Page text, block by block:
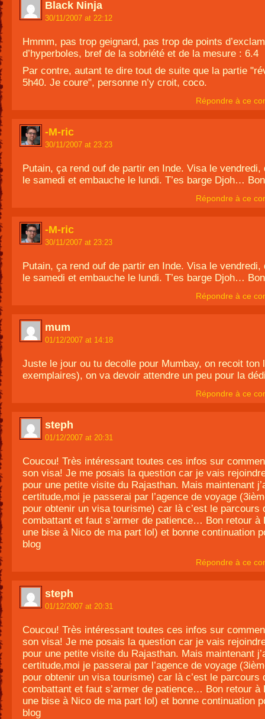
Black Ninja
30/11/2007 at 22:12
Hmmm, pas trop geignard, pas trop de points
d’hyperboles, bref de la sobriété et de la mesure : 6.4
Par contre, autant te dire tout de suite que la partie
5h40. Je coure", personne n’y croit, coco.
Répondre à ce
-M-ric
30/11/2007 at 23:23
Putain, ça rend ouf de partir en Inde. Visa le vendredi,
le samedi et embauche le lundi. T’es barge Djoh…
Répondre à ce
-M-ric
30/11/2007 at 23:23
Putain, ça rend ouf de partir en Inde. Visa le vendredi,
le samedi et embauche le lundi. T’es barge Djoh…
Répondre à ce
mum
01/12/2007 at 14:18
Juste le jour ou tu decolle pour Mumbay, on recoit ton
exemplaires), on va devoir attendre un peu pour la
Répondre à ce
steph
01/12/2007 at 20:31
Coucou! Très intéressant toutes ces infos sur
son visa! Je me posais la question car je vais
pour une petite visite du Rajasthan. Mais maintenant
certitude,moi je passerai par l’agence de voyage
pour obtenir un visa tourisme) car là c’est le parcours
combattant et faut s’armer de patience… Bon retour à
une bise à Nico de ma part lol) et bonne continuation
blog
Répondre à ce
steph
01/12/2007 at 20:31
Coucou! Très intéressant toutes ces infos sur
son visa! Je me posais la question car je vais
pour une petite visite du Rajasthan. Mais maintenant
certitude,moi je passerai par l’agence de voyage
pour obtenir un visa tourisme) car là c’est le parcours
combattant et faut s’armer de patience… Bon retour à
une bise à Nico de ma part lol) et bonne continuation
blog